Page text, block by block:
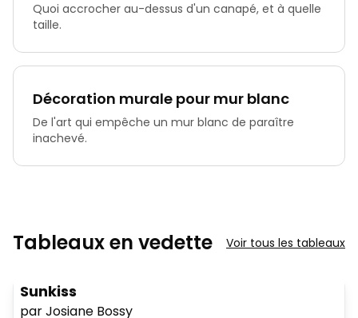
Quoi accrocher au-dessus d'un canapé, et à quelle
taille.
Décoration murale pour mur blanc
De l'art qui empêche un mur blanc de paraître
inachevé.
Tableaux en vedette Voir tous les tableaux
Sunkiss
par Josiane Bossy